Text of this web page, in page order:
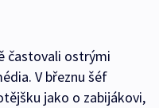
častovali ostrými
V březnu šéf
jako o zabijákovi,